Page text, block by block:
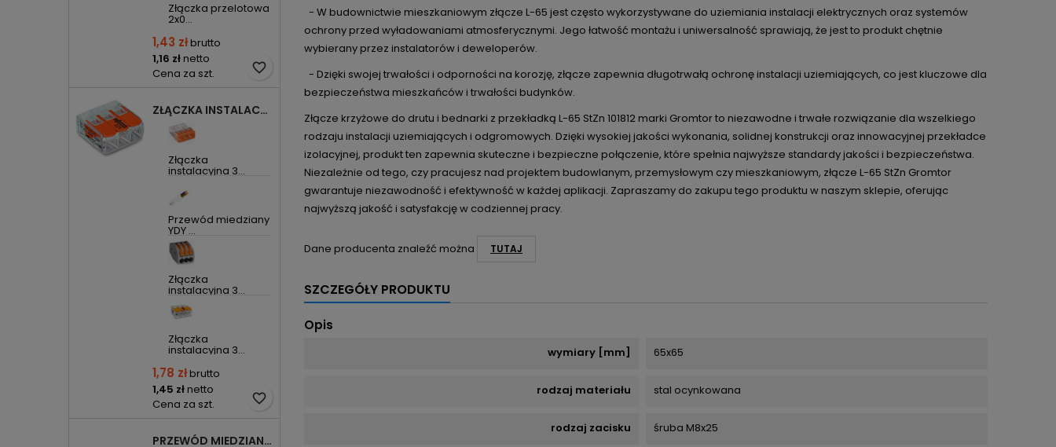
Złączka przelotowa
2x0...
1,43 złbrutto
1,16 złnetto
Cena za szt.
favorite_border
ZŁĄCZKA INSTALACYJNA 3X UNIWERSALNA COMPACT 221-413 WAGO
Złączka
instalacyjna 3...
Przewód miedziany
YDY ...
Złączka
instalacyjna 3...
Złączka
instalacyjna 3...
1,78 złbrutto
1,45 złnetto
Cena za szt.
favorite_border
PRZEWÓD MIEDZIANY YDYP DRUT 3X1,5MM2 ŻO 450/750V
- W budownictwie mieszkaniowym złącze L-65 jest często wykorzystywane do uziemiania instalacji elektrycznych oraz systemów
ochrony przed wyładowaniami atmosferycznymi. Jego łatwość montażu i uniwersalność sprawiają, że jest to produkt chętnie
wybierany przez instalatorów i deweloperów.
- Dzięki swojej trwałości i odporności na korozję, złącze zapewnia długotrwałą ochronę instalacji uziemiających, co jest kluczowe dla
bezpieczeństwa mieszkańców i trwałości budynków.
Złącze krzyżowe do drutu i bednarki z przekładką L-65 StZn 101812 marki Gromtor to niezawodne i trwałe rozwiązanie dla wszelkiego
rodzaju instalacji uziemiających i odgromowych. Dzięki wysokiej jakości wykonania, solidnej konstrukcji oraz innowacyjnej przekładce
izolacyjnej, produkt ten zapewnia skuteczne i bezpieczne połączenie, które spełnia najwyższe standardy jakości i bezpieczeństwa.
Niezależnie od tego, czy pracujesz nad projektem budowlanym, przemysłowym czy mieszkaniowym, złącze L-65 StZn Gromtor
gwarantuje niezawodność i efektywność w każdej aplikacji. Zapraszamy do zakupu tego produktu w naszym sklepie, oferując
najwyższą jakość i satysfakcję w codziennej pracy.
Dane producenta znaleźć można TUTAJ
SZCZEGÓŁY PRODUKTU
Opis
wymiary [mm] 65x65
rodzaj materiału stal ocynkowana
rodzaj zacisku śruba M8x25